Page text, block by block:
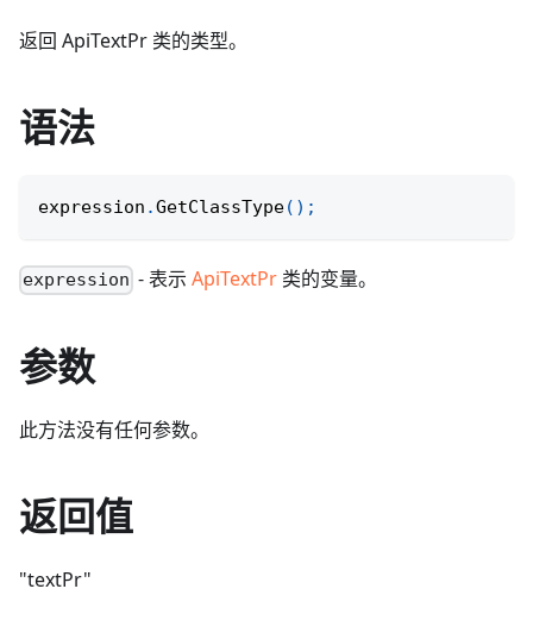
返回 ApiTextPr 类的类型。
语法
expression .GetClassType( ) ;
expression - 表示ApiTextPr 类的变量。
参数
此方法没有任何参数。
返回值
"textPr"